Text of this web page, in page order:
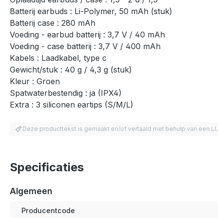
Batterij earbuds : Li-Polymer, 50 mAh (stuk)
Batterij case : 280 mAh
Voeding - earbud batterij : 3,7 V / 40 mAh
Voeding - case batterij : 3,7 V / 400 mAh
Kabels : Laadkabel, type c
Gewicht/stuk : 40 g / 4,3 g (stuk)
Kleur : Groen
Spatwaterbestendig : ja (IPX4)
Extra : 3 siliconen eartips (S/M/L)
Deze producttekst is gemaakt en/of vertaald met behulp van een
Specificaties
Algemeen
Producentcode